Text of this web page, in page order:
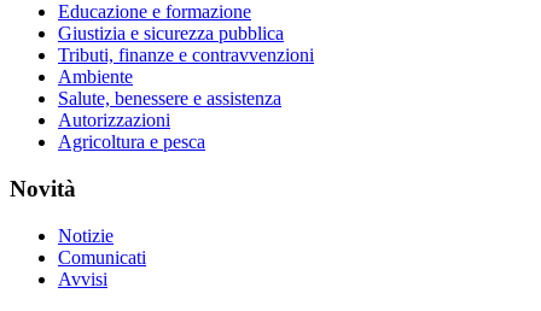
Educazione e formazione
Giustizia e sicurezza pubblica
Tributi, finanze e contravvenzioni
Ambiente
Salute, benessere e assistenza
Autorizzazioni
Agricoltura e pesca
Novità
Notizie
Comunicati
Avvisi